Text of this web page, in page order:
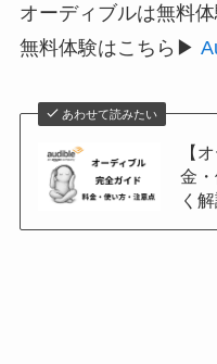
オーディブルは無料体
無料体験はこちら▶
あわせて読みたい
【
金
く